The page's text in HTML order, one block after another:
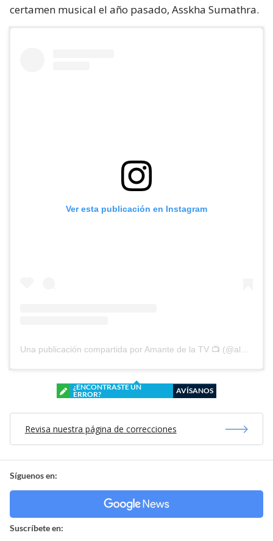
certamen musical el año pasado, Asskha Sumathra.
Ver esta publicación en Instagram
Una publicación compartida por Amante de la TV 📺 (@alguien_te_observa)
¿ENCONTRASTE UN
ERROR?
AVÍSANOS
Revisa nuestra página de correcciones
Síguenos en:
Suscríbete en: